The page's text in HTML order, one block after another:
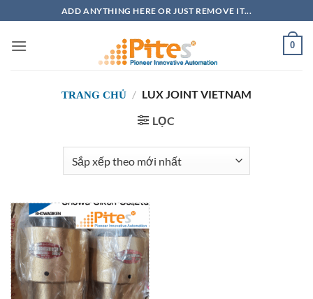
qua
nội
ADD ANYTHING HERE OR JUST REMOVE IT...
0
TRANG CHỦ / LUX JOINT VIETNAM
LỌC